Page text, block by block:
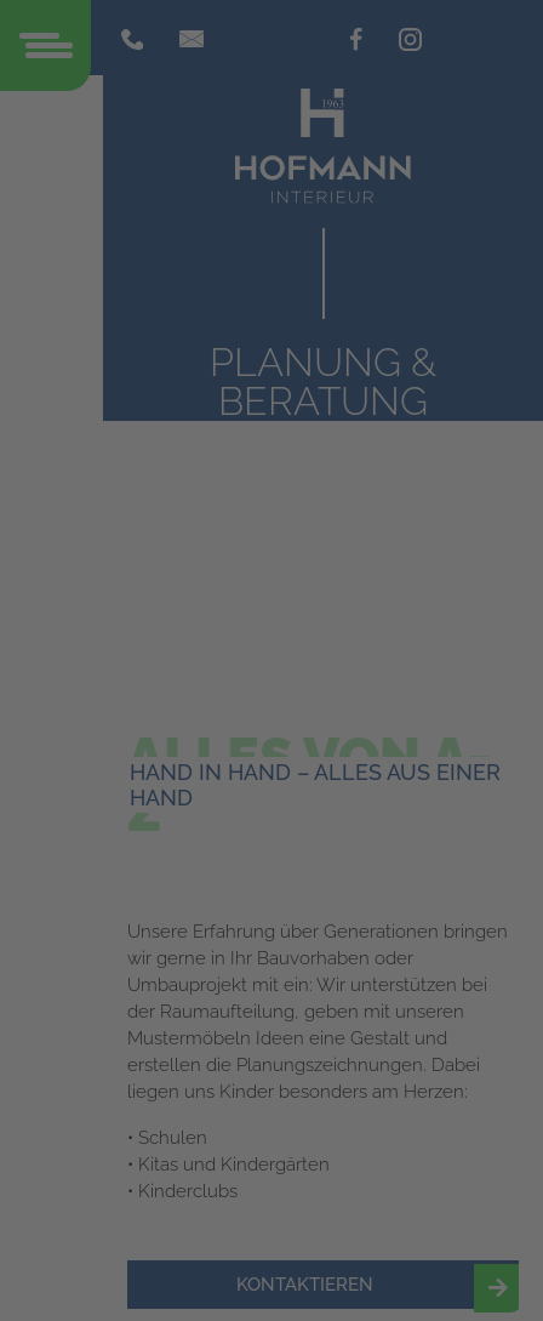
PLANUNG &
BERATUNG
ALLES VON A-
Z
HAND IN HAND – ALLES AUS EINER
HAND
Unsere Erfahrung über Generationen bringen
wir gerne in Ihr Bauvorhaben oder
Umbauprojekt mit ein: Wir unterstützen bei
der Raumaufteilung, geben mit unseren
Mustermöbeln Ideen eine Gestalt und
erstellen die Planungszeichnungen. Dabei
liegen uns Kinder besonders am Herzen:
• Schulen
• Kitas und Kindergärten
• Kinderclubs
KONTAKTIEREN